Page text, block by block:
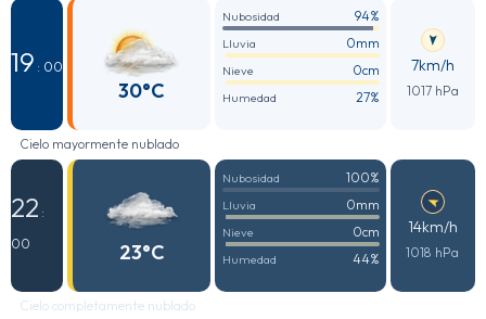
19 : 00
30°C
Nubosidad 94%
Lluvia 0mm
Nieve 0cm
Humedad 27%
7km/h
1017 hPa
Cielo mayormente nublado
22 :
00
23°C
Nubosidad 100%
Lluvia 0mm
Nieve 0cm
Humedad 44%
14km/h
1018 hPa
Cielo completamente nublado